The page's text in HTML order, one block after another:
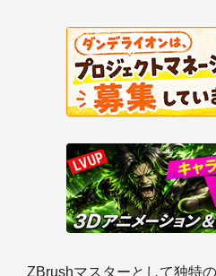
ZBrushマスターとして独特